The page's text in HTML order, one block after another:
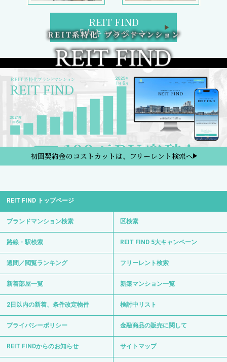
REIT FIND
5大キャンペーン
初回契約金のコストカットは、フリーレント検索へ
REIT FIND トップページ
ブランドマンション検索 区検索
路線・駅検索 REIT FIND 5大キャンペーン
週間／閲覧ランキング フリーレント検索
新着部屋一覧 新築マンション一覧
2日以内の新着、条件改定物件 検討中リスト
プライバシーポリシー 金融商品の販売に関して
REIT FINDからのお知らせ サイトマップ